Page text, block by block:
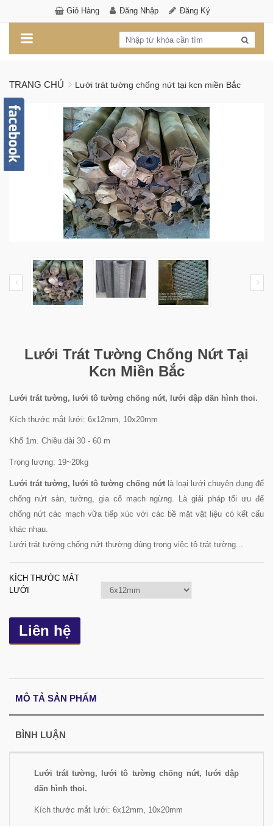
Giỏ Hàng Đăng Nhập Đăng Ký
TRANG CHỦ Lưới trát tường chống nứt tại kcn miền Bắc
Lưới Trát Tường Chống Nứt Tại
Kcn Miền Bắc
Lưới trát tường, lưới tô tường chống nứt, lưới dập dãn hình thoi.
Kích thước mắt lưới: 6x12mm, 10x20mm
Khổ 1m. Chiều dài 30 - 60 m
Trọng lượng: 19~20kg
Lưới trát tường, lưới tô tường chống nứt là loại lưới chuyên dụng để
chống nứt sàn, tường, gia cố mạch ngừng. Là giải pháp tối ưu để
chống nứt các mạch vữa tiếp xúc với các bề mặt vật liệu có kết cấu
khác nhau.
Lưới trát tường chống nứt thường dùng trong việc tô trát tường...
KÍCH THƯỚC MẮT
LƯỚI
Liên hệ
MÔ TẢ SẢN PHẨM
BÌNH LUẬN
Lưới trát tường, lưới tô tường chống nứt, lưới dập
dãn hình thoi.
Kích thước mắt lưới: 6x12mm, 10x20mm